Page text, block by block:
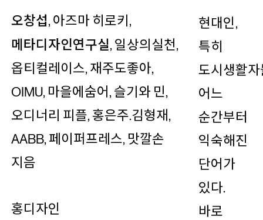
오창섭, 아즈마 히로키,
메타디자인연구실, 일상의실천,
옵티컬레이스, 재주도좋아,
OIMU, 마을에숨어, 슬기와 민,
오디너리 피플, 홍은주.김형재,
AABB, 페이퍼프레스, 맛깔손
지음
홍디자인
현대인,
특히
도시생활
어느
순간부터
익숙해진
단어가
있다.
바로